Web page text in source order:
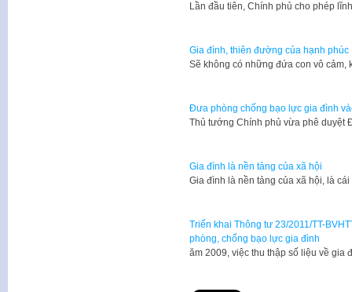
Lần đầu tiên, Chính phủ cho phép
Gia đình, thiên đường của hạnh phúc
Sẽ không có những đứa con vô
Đưa phòng chống bạo lực gia đình
​Thủ tướng Chính phủ vừa phê
Gia đình là nền tảng của xã hội
Gia đình là nền tảng của xã hội, là
Triển khai Thông tư 23/2011/TT-
phòng, chống bạo lực gia đình
​ăm 2009, việc thu thập số liệu về